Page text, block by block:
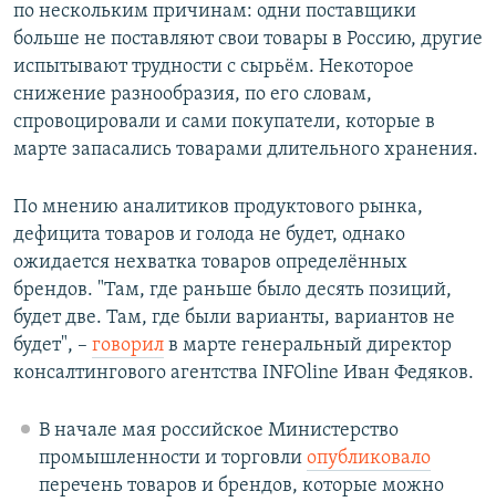
по нескольким причинам: одни поставщики
больше не поставляют свои товары в Россию, другие
испытывают трудности с сырьём. Некоторое
снижение разнообразия, по его словам,
спровоцировали и сами покупатели, которые в
марте запасались товарами длительного хранения.
По мнению аналитиков продуктового рынка,
дефицита товаров и голода не будет, однако
ожидается нехватка товаров определённых
брендов. "Там, где раньше было десять позиций,
будет две. Там, где были варианты, вариантов не
будет", – говорил в марте генеральный директор
консалтингового агентства INFOline Иван Федяков.
В начале мая российское Министерство
промышленности и торговли опубликовало
перечень товаров и брендов, которые можно